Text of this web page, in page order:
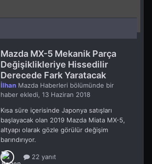
Mazda MX-5 Mekanik Parça
Değişiklikleriye Hissedilir
Derecede Fark Yaratacak
İlhan Mazda Haberleri bölümünde bir
haber ekledi, 13 Haziran 2018
Kısa süre içerisinde Japonya satışları
başlayacak olan 2019 Mazda Miata MX-5,
altyapı olarak gözle görülür değişim
barındırıyor.
22 yanıt